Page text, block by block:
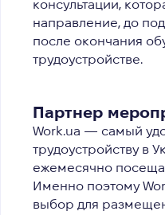
консультации,
направление, до
после окончания
трудоустройстве.
Партнер
Work.ua — самый
трудоустройству в
ежемесячно
Именно поэтому
выбор для